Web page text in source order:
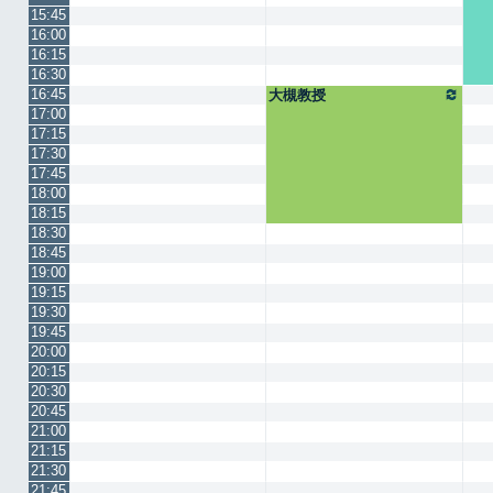
15:45
16:00
16:15
16:30
16:45
大槻教授
17:00
17:15
17:30
17:45
18:00
18:15
18:30
18:45
19:00
19:15
19:30
19:45
20:00
20:15
20:30
20:45
21:00
21:15
21:30
21:45